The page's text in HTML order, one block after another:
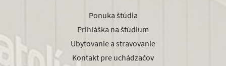
Ponuka štúdia
Prihláška na štúdium
Ubytovanie a stravovanie
Kontakt pre uchádzačov